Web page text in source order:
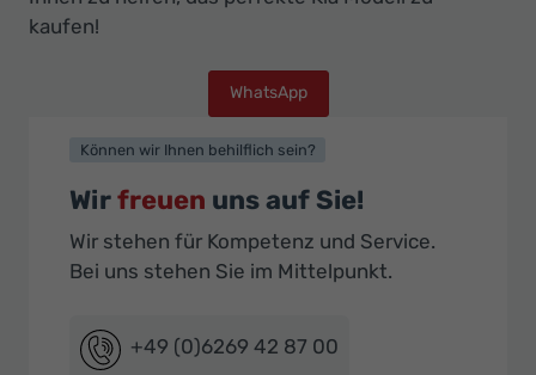
kaufen!
WhatsApp
Können wir Ihnen behilflich sein?
Wirfreuen uns auf Sie!
Wir stehen für Kompetenz und Service.
Bei uns stehen Sie im Mittelpunkt.
+49 (0)6269 42 87 00